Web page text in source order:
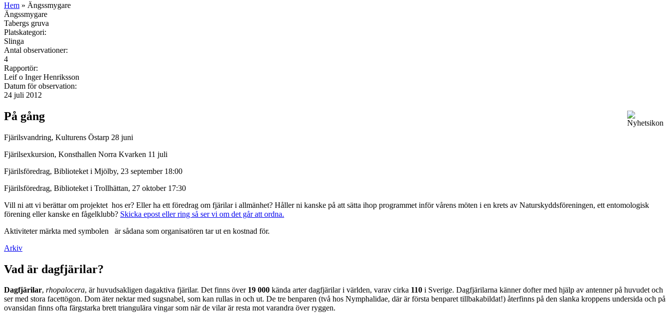
Hem » Ängssmygare
Ängssmygare
Tabergs gruva
Platskategori:
Slinga
Antal observationer:
4
Rapportör:
Leif o Inger Henriksson
Datum för observation:
24 juli 2012
På gång
Fjärilsvandring, Kulturens Östarp 28 juni
Fjärilsexkursion, Konsthallen Norra Kvarken 11 juli
Fjärilsföredrag, Biblioteket i Mjölby, 23 september 18:00
Fjärilsföredrag, Biblioteket i Trollhättan, 27 oktober 17:30
Vill ni att vi berättar om projektet hos er? Eller ha ett föredrag om fjärilar i allmänhet? Håller ni kanske på att sätta ihop programmet inför vårens möten i en krets av Naturskyddsföreningen, ett entomologisk
förening eller kanske en fågelklubb? Skicka epost eller ring så ser vi om det går att ordna.
Aktiviteter märkta med symbolen
är sådana som organisatören tar ut en kostnad för.
Arkiv
Vad är dagfjärilar?
Dagfjärilar, rhopalocera, är huvudsakligen dagaktiva fjärilar. Det finns över 19 000 kända arter dagfjärilar i världen, varav cirka 110 i Sverige. Dagfjärilarna känner dofter med hjälp av antenner på huvudet och
ser med stora facettögon. Dom äter nektar med sugsnabel, som kan rullas in och ut. De tre benparen (två hos Nymphalidae, där är första benparet tillbakabildat!) återfinns på den slanka kroppens undersida och på
ovansidan finns ofta färgstarka brett triangulära vingar som när de vilar är resta mot varandra över ryggen.